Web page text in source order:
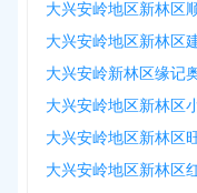
大兴安岭地区新林区
大兴安岭地区新林区
大兴安岭新林区缘记
大兴安岭地区新林区
大兴安岭地区新林区
大兴安岭地区新林区